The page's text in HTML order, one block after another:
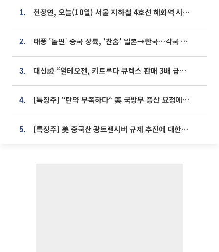
1. 전장연, 오늘(10일) 서울 지하철 4호선 혜화역 시위…1호선 용산역 무정차
2. 태풍 '돌핀' 중국 상륙, '찬홈' 일본→한국…각국 기상청 예상 경로는?
3. 대신證 “알테오젠, 키트루다 큐렉스 판매 3배 급증…목표가 41만원 상향”
4. [특징주] “탄약 부족하다“ 美 국방부 증산 요청에⋯국내 방산주 급등세
5. [특징주] 美 중국산 광트랜시버 규제 추진에 대한광통신 등 광통신株 강세